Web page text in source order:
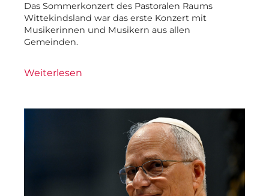
Das Sommerkonzert des Pastoralen Raums
Wittekindsland war das erste Konzert mit
Musikerinnen und Musikern aus allen
Gemeinden.
Weiterlesen